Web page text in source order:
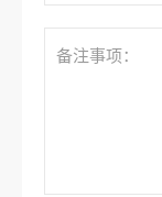
备注事项：